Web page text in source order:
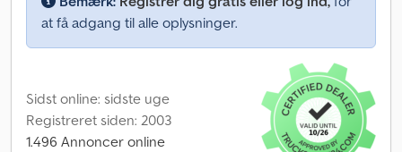
at få adgang til alle oplysninger.
Sidst online: sidste uge
Registreret siden: 2003
1.496 Annoncer online